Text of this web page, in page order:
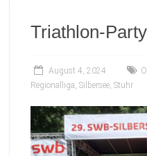
Triathlon-
August 4, 2024
Regionalliga ,Silbersee ,Stuhr